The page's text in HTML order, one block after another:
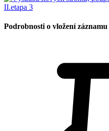
Podrobnosti o vložení záznamu